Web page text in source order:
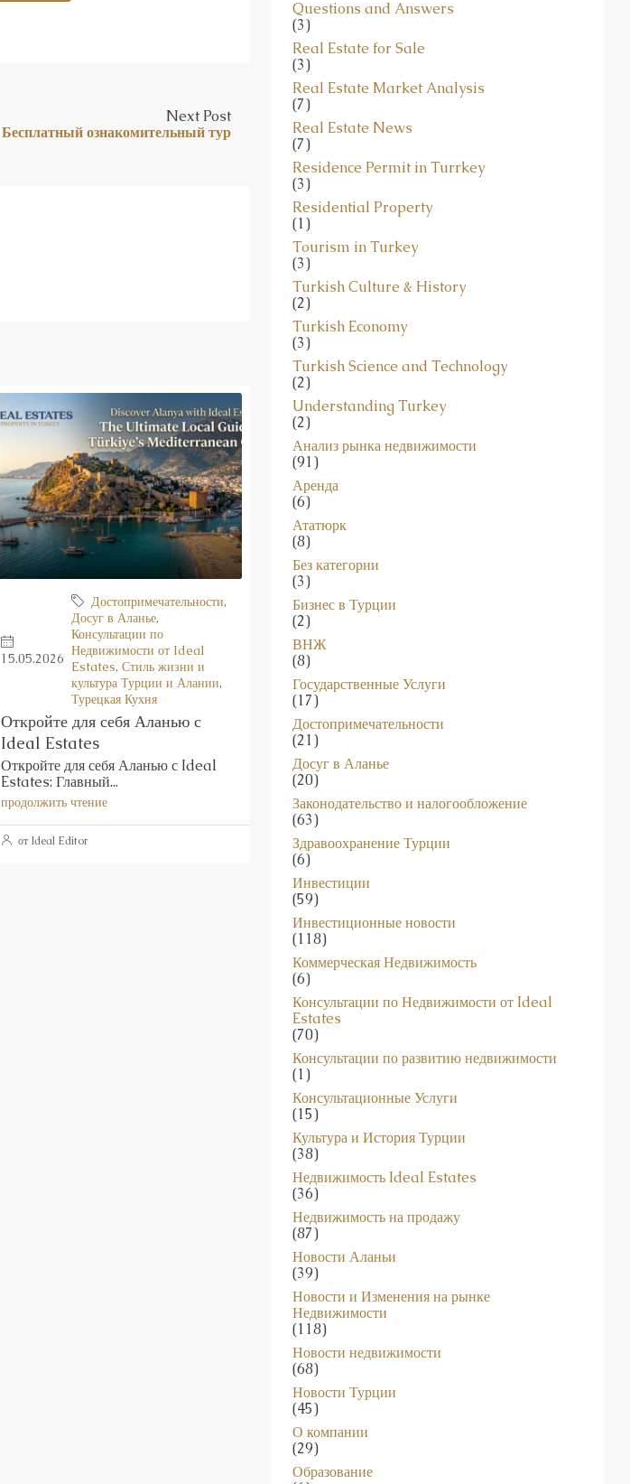
Next Post
Бесплатный ознакомительный тур
15.05.2026
Достопримечательности,
Досуг в Аланье,
Консультации по
Недвижимости от Ideal
Estates, Стиль жизни и
культура Турции и Алании,
Турецкая Кухня
Откройте для себя Аланью с
Ideal Estates
Откройте для себя Аланью с Ideal
Estates: Главный...
продолжить чтение
от Ideal Editor
(3)
Real Estate for Sale
(3)
Real Estate Market Analysis
(7)
Real Estate News
(7)
Residence Permit in Turrkey
(3)
Residential Property
(1)
Tourism in Turkey
(3)
Turkish Culture & History
(2)
Turkish Economy
(3)
Turkish Science and Technology
(2)
Understanding Turkey
(2)
Анализ рынка недвижимости
(91)
Аренда
(6)
Ататюрк
(8)
Без категории
(3)
Бизнес в Турции
(2)
ВНЖ
(8)
Государственные Услуги
(17)
Достопримечательности
(21)
Досуг в Аланье
(20)
Законодательство и налогообложение
(63)
Здравоохранение Турции
(6)
Инвестиции
(59)
Инвестиционные новости
(118)
Коммерческая Недвижимость
(6)
Консультации по Недвижимости от Ideal
Estates
(70)
Консультации по развитию недвижимости
(1)
Консультационные Услуги
(15)
Культура и История Турции
(38)
Недвижимость Ideal Estates
(36)
Недвижимость на продажу
(87)
Новости Аланьи
(39)
Новости и Изменения на рынке
Недвижимости
(118)
Новости недвижимости
(68)
Новости Турции
(45)
О компании
(29)
Образование
(6)